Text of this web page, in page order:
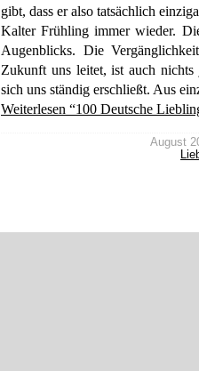
gibt, dass er also tatsächlich
Kalter Frühling immer wieder.
Augenblicks. Die
Zukunft uns leitet, ist auch
sich uns ständig erschließt. Aus
Weiterlesen “100 Deutsche
August